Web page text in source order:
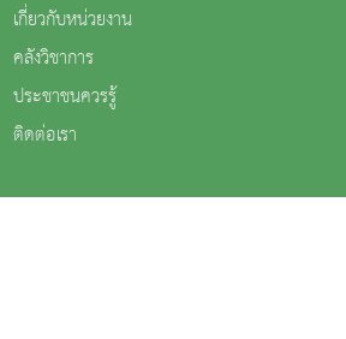
เกี่ยวกับหน่วยงาน
คลังวิชาการ
ประชาชนควรรู้
ติดต่อเรา